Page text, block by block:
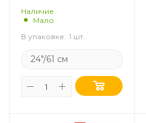
Наличие
Мало
В упаковке: 1 шт.
24"/61 см